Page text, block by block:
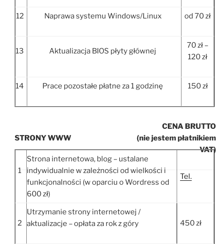
12 Naprawa systemu Windows/Linux od 70 zł
13 Aktualizacja BIOS płyty głównej
70 zł –
120 zł
14 Prace pozostałe płatne za 1 godzinę 150 zł
STRONY WWW
CENA BRUTTO
(nie jestem płatnikiem
VAT)
1
Strona internetowa, blog – ustalane
indywidualnie w zależności od wielkości i
funkcjonalności (w oparciu o Wordress od
600 zł)
Tel.
2
Utrzymanie strony internetowej /
aktualizacje – opłata za rok z góry
450 zł